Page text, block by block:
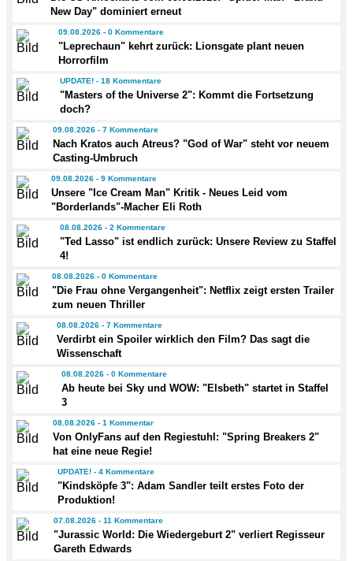
New Day" dominiert erneut
09.08.2026 - 0 Kommentare
"Leprechaun" kehrt zurück: Lionsgate plant neuen
Horrorfilm
UPDATE! - 18 Kommentare
"Masters of the Universe 2": Kommt die Fortsetzung
doch?
09.08.2026 - 7 Kommentare
Nach Kratos auch Atreus? "God of War" steht vor neuem
Casting-Umbruch
09.08.2026 - 9 Kommentare
Unsere "Ice Cream Man" Kritik - Neues Leid vom
"Borderlands"-Macher Eli Roth
08.08.2026 - 2 Kommentare
"Ted Lasso" ist endlich zurück: Unsere Review zu Staffel
4!
08.08.2026 - 0 Kommentare
"Die Frau ohne Vergangenheit": Netflix zeigt ersten Trailer
zum neuen Thriller
08.08.2026 - 7 Kommentare
Verdirbt ein Spoiler wirklich den Film? Das sagt die
Wissenschaft
08.08.2026 - 0 Kommentare
Ab heute bei Sky und WOW: "Elsbeth" startet in Staffel
3
08.08.2026 - 1 Kommentar
Von OnlyFans auf den Regiestuhl: "Spring Breakers 2"
hat eine neue Regie!
UPDATE! - 4 Kommentare
"Kindsköpfe 3": Adam Sandler teilt erstes Foto der
Produktion!
07.08.2026 - 11 Kommentare
"Jurassic World: Die Wiedergeburt 2" verliert Regisseur
Gareth Edwards